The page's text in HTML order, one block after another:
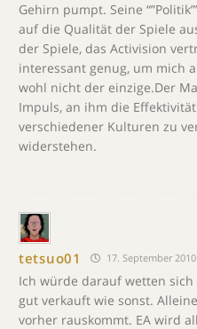
Gehirn pumpt. Seine
auf die Qualität der Spiele
der Spiele, das Activision
interessant genug, um mich
wohl nicht der einzige.Der
Impuls, an ihm die
verschiedener Kulturen zu
widerstehen.
tetsuo01 17. September
Ich würde darauf wetten sich
gut verkauft wie sonst.
vorher rauskommt. EA wird